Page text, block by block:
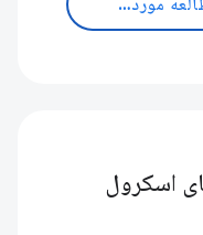
مطالعه موردی را بخوانید، مطالعه موردی را بخوانید
اسکرول